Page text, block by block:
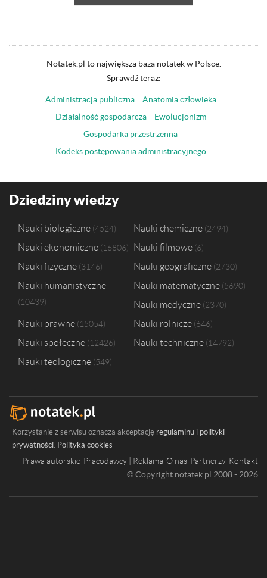
Notatek.pl to największa baza notatek w Polsce.
Sprawdź teraz:
Administracja publiczna
Anatomia człowieka
Działalność gospodarcza
Ewolucjonizm
Gospodarka przestrzenna
Kodeks postępowania administracyjnego
Dziedziny wiedzy
Nauki biologiczne 4524 Nauki chemiczne 2494
Nauki ekonomiczne 16806 Nauki filmowe 6
Nauki fizyczne 3146 Nauki geograficzne 2730
Nauki humanistyczne
10439
Nauki matematyczne 5690
Nauki medyczne 2370
Nauki prawne 15054 Nauki rolnicze 646
Nauki społeczne 12426 Nauki techniczne 14792
Nauki teologiczne 549
Korzystanie z serwisu oznacza akceptację regulaminu i polityki
prywatności. Polityka cookies
Prawa autorskie Pracodawcy | Reklama O nas Partnerzy Kontakt
© Copyright notatek.pl 2008 - 2026